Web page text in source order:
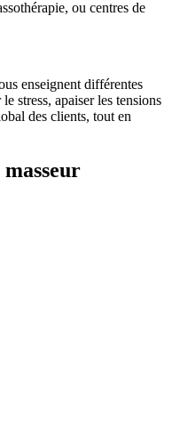
ou centres de
enseignent différentes
stress, apaiser les tensions
des clients, tout en